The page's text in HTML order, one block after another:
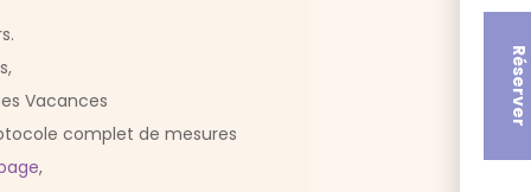
Vacances
complet de mesures
,
Réserver